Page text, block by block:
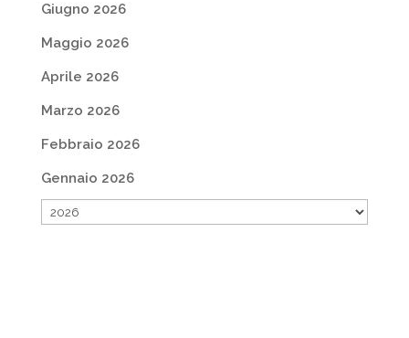
Giugno 2026
Maggio 2026
Aprile 2026
Marzo 2026
Febbraio 2026
Gennaio 2026